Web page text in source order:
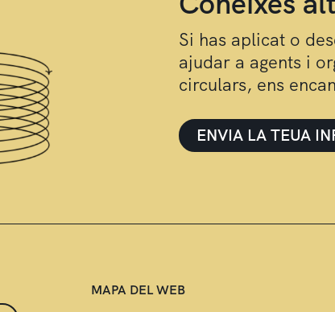
Si has aplicat o
ajudar a agents i
circulars, ens
ENVIA LA TEUA
MAPA DEL WEB